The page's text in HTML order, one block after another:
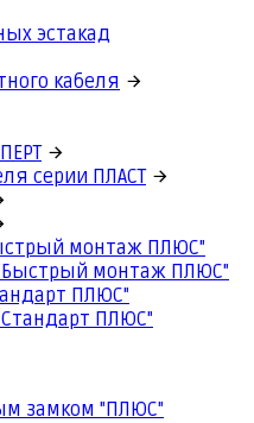
эстакад
кабеля
серии ПЛАСТ
монтаж ПЛЮС"
монтаж ПЛЮС"
ПЛЮС"
ПЛЮС"
замком "ПЛЮС"